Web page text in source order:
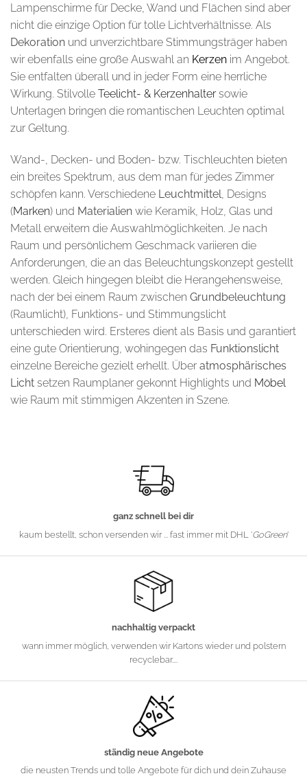
Lampenschirme für Decke, Wand und Flächen sind aber
nicht die einzige Option für tolle Lichtverhältnisse. Als
Dekoration und unverzichtbare Stimmungsträger haben
wir ebenfalls eine große Auswahl an Kerzen im Angebot.
Sie entfalten überall und in jeder Form eine herrliche
Wirkung. Stilvolle Teelicht- & Kerzenhaltersowie
Unterlagen bringen die romantischen Leuchten optimal
zur Geltung.
Wand-, Decken- und Boden- bzw. Tischleuchten bieten
ein breites Spektrum, aus dem man für jedes Zimmer
schöpfen kann. Verschiedene Leuchtmittel, Designs
(Marken) und Materialien wie Keramik, Holz, Glas und
Metall erweitern die Auswahlmöglichkeiten. Je nach
Raum und persönlichem Geschmack variieren die
Anforderungen, die an das Beleuchtungskonzept gestellt
werden. Gleich hingegen bleibt die Herangehensweise,
nach der bei einem Raum zwischen Grundbeleuchtung
(Raumlicht), Funktions- und Stimmungslicht
unterschieden wird. Ersteres dient als Basis und garantiert
eine gute Orientierung, wohingegen das Funktionslicht
einzelne Bereiche gezielt erhellt. Überatmosphärisches
Licht setzen Raumplaner gekonnt Highlights und Möbel
wie Raum mit stimmigen Akzenten in Szene.
ganz schnell bei dir
kaum bestellt, schon versenden wir ... fast immer mit DHL 'GoGreen'
nachhaltig verpackt
wann immer möglich, verwenden wir Kartons wieder und polstern
recyclebar....
ständig neue Angebote
die neusten Trends und tolle Angebote für dich und dein Zuhause